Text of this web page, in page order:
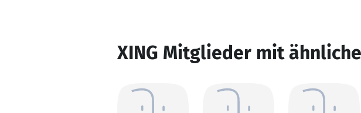
XING Mitglieder mit